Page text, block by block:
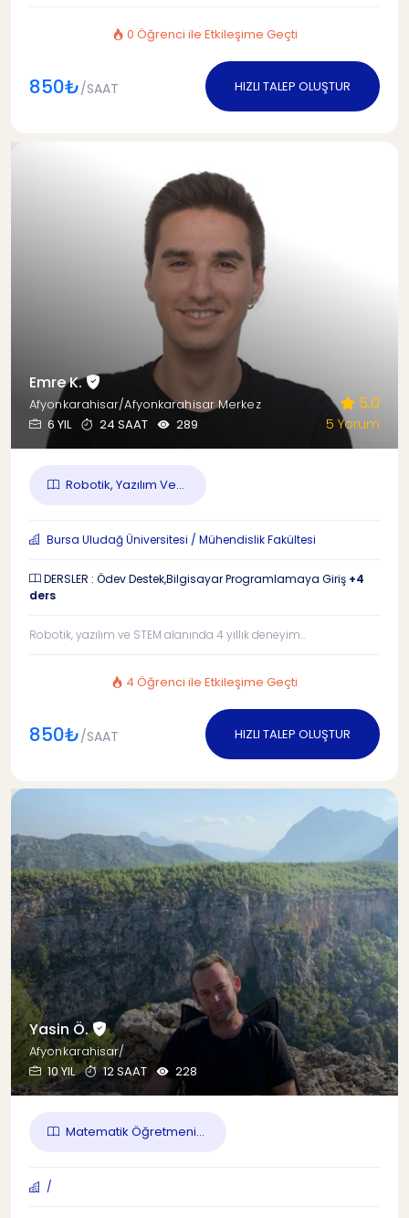
0 Öğrenci ile Etkileşime Geçti
850₺/SAAT HIZLI TALEP OLUŞTUR
Emre K.
Afyonkarahisar/Afyonkarahisar Merkez
6 YIL
24 SAAT 289
5.0
5 Yorum
Robotik, Yazılım Ve...
Bursa Uludağ Üniversitesi / Mühendislik Fakültesi
DERSLER : Ödev Destek,Bilgisayar Programlamaya Giriş +4
ders
Robotik, yazılım ve STEM alanında 4 yıllık deneyim...
4 Öğrenci ile Etkileşime Geçti
850₺/SAAT HIZLI TALEP OLUŞTUR
Yasin Ö.
Afyonkarahisar/
10 YIL
12 SAAT 228
Matematik Öğretmeni...
/